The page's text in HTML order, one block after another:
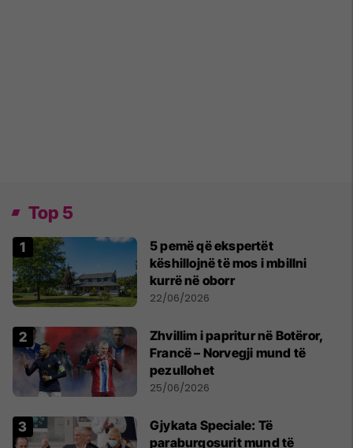
Top 5
5 pemë që ekspertët
këshillojnë të mos i mbillni
kurrë në oborr
22/06/2026
Zhvillim i papritur në Botëror,
Francë – Norvegji mund të
pezullohet
25/06/2026
​Gjykata Speciale: Të
paraburgosurit mund të